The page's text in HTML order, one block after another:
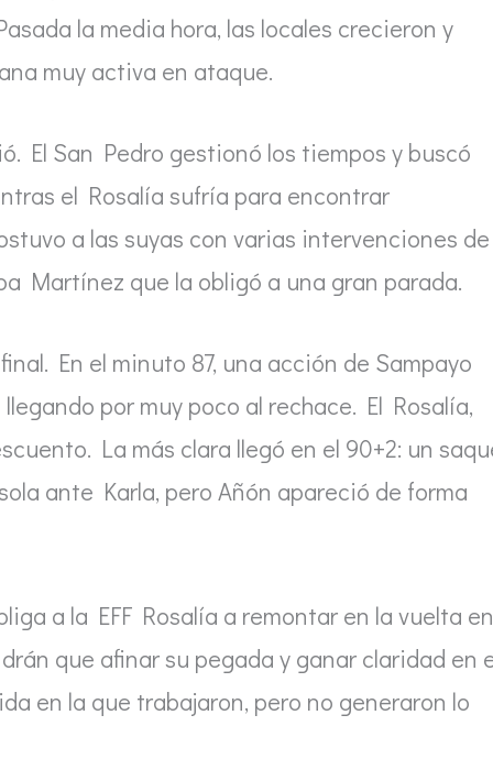
la media hora, las locales crecieron y
muy activa en ataque.
El San Pedro gestionó los tiempos y buscó
el Rosalía sufría para encontrar
a las suyas con varias intervenciones de
Martínez que la obligó a una gran parada.
En el minuto 87, una acción de Sampayo
por muy poco al rechace. El Rosalía,
La más clara llegó en el 90+2: un
ante Karla, pero Añón apareció de forma
a la EFF Rosalía a remontar en la vuelta en
que afinar su pegada y ganar claridad en
en la que trabajaron, pero no generaron lo